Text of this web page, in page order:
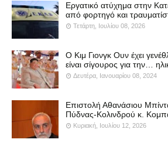
Εργατικό ατύχημα στην
από φορτηγό και
Τετάρτη, Ιουλίου 08, 2026
Ο Κιμ Γιονγκ Ουν έχει
είναι σίγουρος για την…
Δευτέρα, Ιανουαρίου 08, 2024
Επιστολή Αθανάσιου
Πύδνας-Κολινδρού κ.
Κυριακή, Ιουλίου 12, 2026